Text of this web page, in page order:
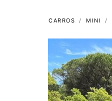
CARROS MINI